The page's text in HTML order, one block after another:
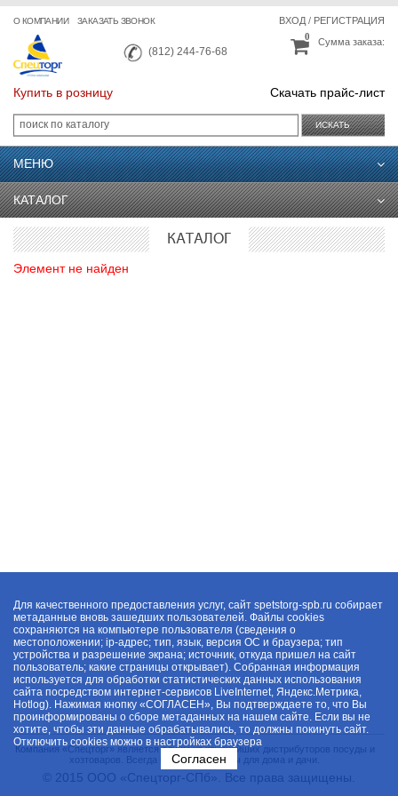
О КОМПАНИИ ЗАКАЗАТЬ ЗВОНОК
(812) 244-76-68
ВХОД/ РЕГИСТРАЦИЯ
Сумма заказа:
0
Купить в розницу Скачать прайс-лист
ИСКАТЬ
МЕНЮ
КАТАЛОГ
КАТАЛОГ
Элемент не найден
Компания «Спецторг» является одним из крупнейших дистрибуторов посуды и
хозтоваров. Всегда в наличии товары для дома и дачи.
© 2015 ООО «Спецторг-СПб». Все права защищены.
Для качественного предоставления услуг, сайт spetstorg-spb.ru собирает
метаданные вновь зашедших пользователей. Файлы cookies
сохраняются на компьютере пользователя (сведения о
местоположении; ip-адрес; тип, язык, версия ОС и браузера; тип
устройства и разрешение экрана; источник, откуда пришел на сайт
пользователь; какие страницы открывает). Собранная информация
используется для обработки статистических данных использования
сайта посредством интернет-сервисов LiveInternet, Яндекс.Метрика,
Hotlog). Нажимая кнопку «СОГЛАСЕН», Вы подтверждаете то, что Вы
проинформированы о сборе метаданных на нашем сайте. Если вы не
хотите, чтобы эти данные обрабатывались, то должны покинуть сайт.
Отключить cookies можно в настройках браузера
Согласен